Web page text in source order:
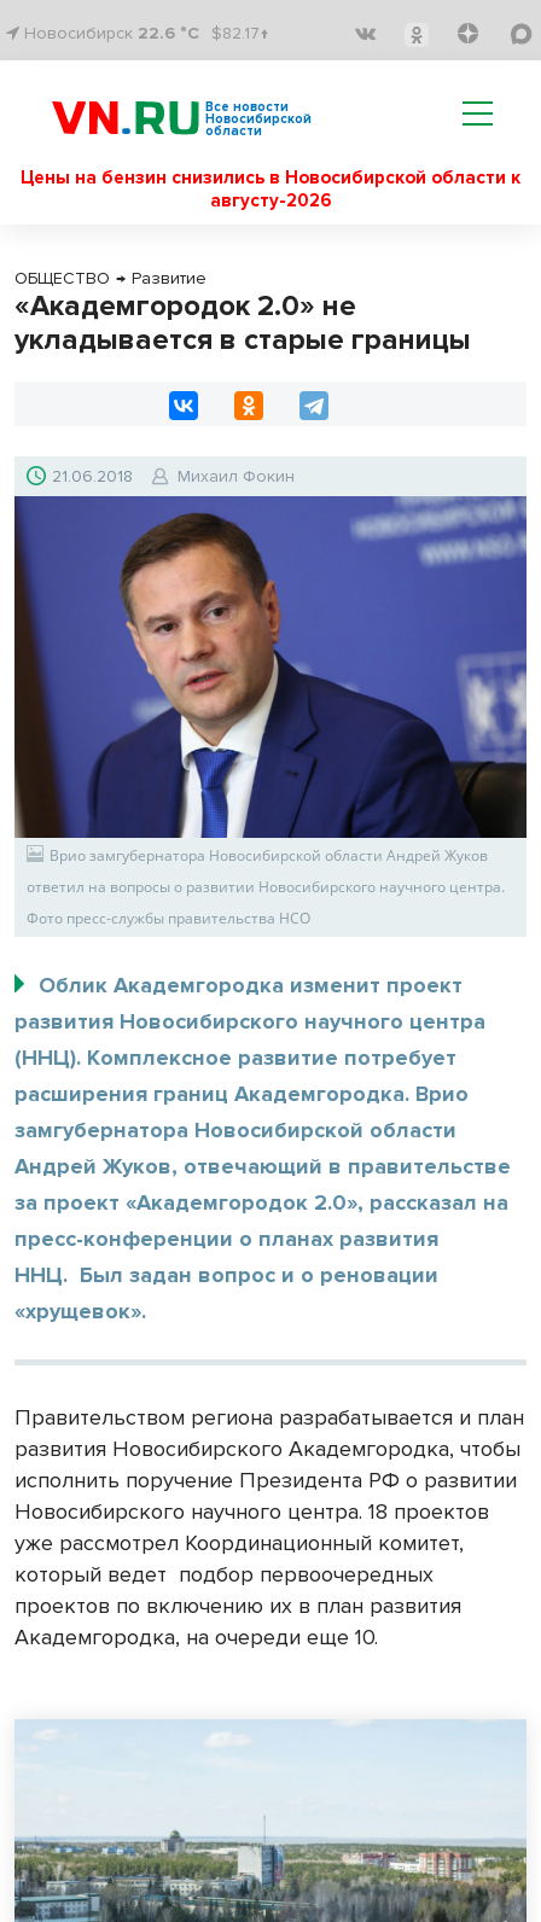
Новосибирск 22.6 °C $82.17↑
Все новости
Новосибирской
области
Цены на бензин снизились в Новосибирской области к
августу-2026
ОБЩЕСТВО → Развитие
«Академгородок 2.0» не
укладывается в старые границы
21.06.2018 Михаил Фокин
Врио замгубернатора Новосибирской области Андрей Жуков
ответил на вопросы о развитии Новосибирского научного центра.
Фото пресс-службы правительства НСО
Облик Академгородка изменит проект
развития Новосибирского научного центра
(ННЦ). Комплексное развитие потребует
расширения границ Академгородка. Врио
замгубернатора Новосибирской области
Андрей Жуков, отвечающий в правительстве
за проект «Академгородок 2.0», рассказал на
пресс-конференции о планах развития
ННЦ. Был задан вопрос и о реновации
«хрущевок».
Правительством региона разрабатывается и план
развития Новосибирского Академгородка, чтобы
исполнить поручение Президента РФ о развитии
Новосибирского научного центра. 18 проектов
уже рассмотрел Координационный комитет,
который ведет подбор первоочередных
проектов по включению их в план развития
Академгородка, на очереди еще 10.